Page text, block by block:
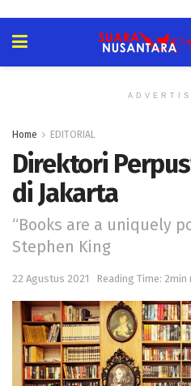
Home EDITORIAL
Direktori
di Jakarta
“Books are a uniquely
Stephen King
22 Agustus 2021 Reading Time: 2min